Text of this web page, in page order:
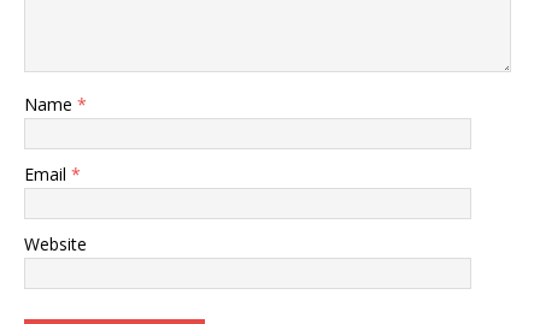
Name *
Email *
Website